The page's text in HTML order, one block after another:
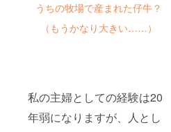
うちの牧場で産まれた仔牛？
（もうかなり大きい……）
私の主婦としての経験は20
年弱になりますが、人とし